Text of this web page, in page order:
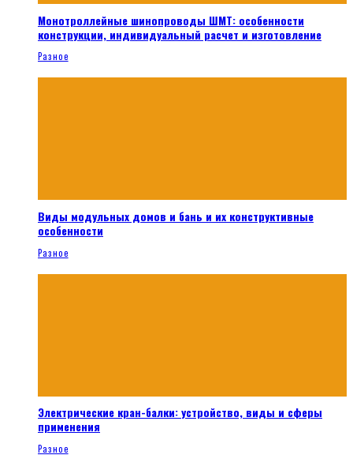
Монотроллейные шинопроводы ШМТ: особенности
конструкции, индивидуальный расчет и изготовление
Разное
Виды модульных домов и бань и их конструктивные
особенности
Разное
Электрические кран-балки: устройство, виды и сферы
применения
Разное